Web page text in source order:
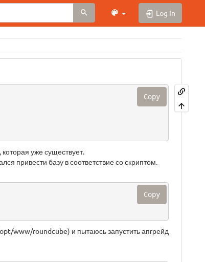
Log In
Copy
которая уже существует.
привести базу в соответствие со скриптом.
Copy
www/roundcube) и пытаюсь запустить апгрейд